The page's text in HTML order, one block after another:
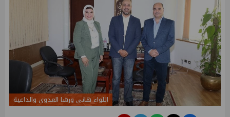
اللواء هاني ورشا العدوي والداعية